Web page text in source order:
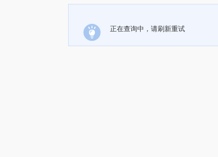
正在查询中，请刷新重试